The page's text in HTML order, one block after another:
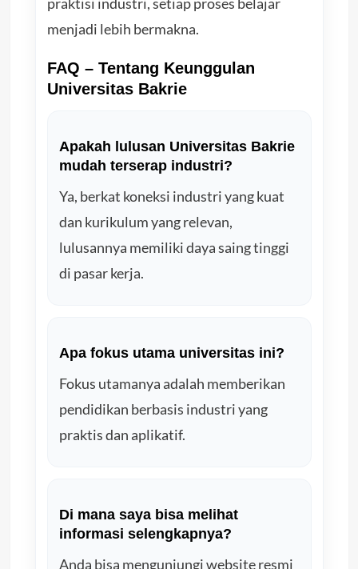
menjadi lebih bermakna.
FAQ – Tentang Keunggulan
Universitas Bakrie
Apakah lulusan Universitas Bakrie
mudah terserap industri?
Ya, berkat koneksi industri yang kuat
dan kurikulum yang relevan,
lulusannya memiliki daya saing tinggi
di pasar kerja.
Apa fokus utama universitas ini?
Fokus utamanya adalah memberikan
pendidikan berbasis industri yang
praktis dan aplikatif.
Di mana saya bisa melihat
informasi selengkapnya?
Anda bisa mengunjungi website resmi